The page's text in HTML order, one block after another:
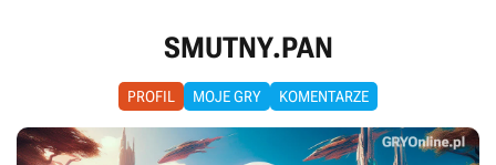
SMUTNY.PAN
PROFIL MOJE GRY KOMENTARZE